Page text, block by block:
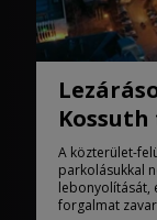
A közterület-
parkolásukkal
lebonyolítását,
forgalmat